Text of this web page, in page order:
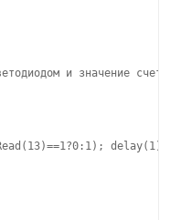
и значение
delay(1);